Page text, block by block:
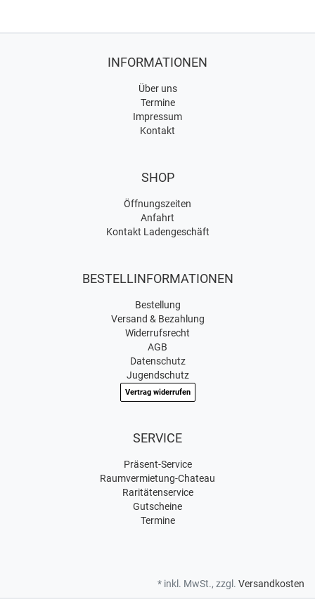
INFORMATIONEN
Über uns
Termine
Impressum
Kontakt
SHOP
Öffnungszeiten
Anfahrt
Kontakt Ladengeschäft
BESTELLINFORMATIONEN
Bestellung
Versand & Bezahlung
Widerrufsrecht
AGB
Datenschutz
Jugendschutz
Vertrag widerrufen
SERVICE
Präsent-Service
Raumvermietung-Chateau
Raritätenservice
Gutscheine
Termine
* inkl. MwSt., zzgl. Versandkosten